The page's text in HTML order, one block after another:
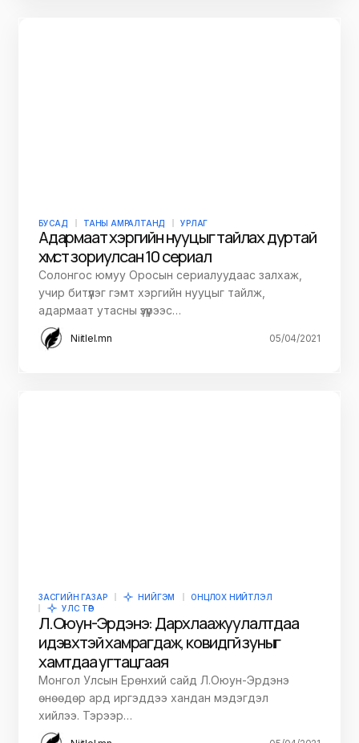
БУСАД ТАНЫ АМРАЛТАНД УРЛАГ
Адармаат хэргийн нууцыг тайлах дуртай
хүмүүст зориулсан 10 сериал
Солонгос юмуу Оросын сериалуудаас залхаж,
учир битүүлэг гэмт хэргийн нууцыг тайлж,
адармаат утасны үзүүрээс…
Niitlel.mn 05/04/2021
ЗАСГИЙН ГАЗАР НИЙГЭМ
ОНЦЛОХ НИЙТЛЭЛ
УЛС ТӨР
Л.Оюун-Эрдэнэ: Дархлаажуулалтдаа
идэвхтэй хамрагдаж, ковидгүй зуныг
хамтдаа угтацгаая
Монгол Улсын Ерөнхий сайд Л.Оюун-Эрдэнэ
өнөөдөр ард иргэддээ хандан мэдэгдэл
хийлээ. Тэрээр…